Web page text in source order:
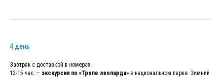
4 день
Завтрак с доставкой в номерах.
12-15 час. – экскурсия по «Тропе леопарда» в национальном парке. Зимний